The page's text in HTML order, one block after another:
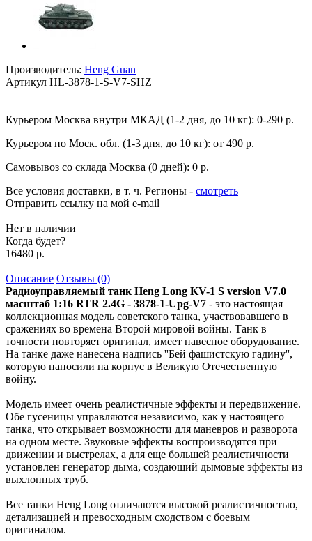
Производитель: Heng Guan
Артикул HL-3878-1-S-V7-SHZ
Курьером Москва внутри МКАД (1-2 дня, до 10 кг): 0-290 р.
Курьером по Моск. обл. (1-3 дня, до 10 кг): от 490 р.
Самовывоз со склада Москва (0 дней): 0 р.
Все условия доставки, в т. ч. Регионы - смотреть
Отправить ссылку на мой e-mail
Нет в наличии
Когда будет?
16480 р.
Описание Отзывы (0)
Радиоуправляемый танк Heng Long KV-1 S version V7.0
масштаб 1:16 RTR 2.4G - 3878-1-Upg-V7 - это настоящая
коллекционная модель советского танка, участвовавшего в
сражениях во времена Второй мировой войны. Танк в
точности повторяет оригинал, имеет навесное оборудование.
На танке даже нанесена надпись ''Бей фашистскую гадину'',
которую наносили на корпус в Великую Отечественную
войну.
Модель имеет очень реалистичные эффекты и передвижение.
Обе гусеницы управляются независимо, как у настоящего
танка, что открывает возможности для маневров и разворота
на одном месте. Звуковые эффекты воспроизводятся при
движении и выстрелах, а для еще большей реалистичности
установлен генератор дыма, создающий дымовые эффекты из
выхлопных труб.
Все танки Heng Long отличаются высокой реалистичностью,
детализацией и превосходным сходством с боевым
оригиналом.